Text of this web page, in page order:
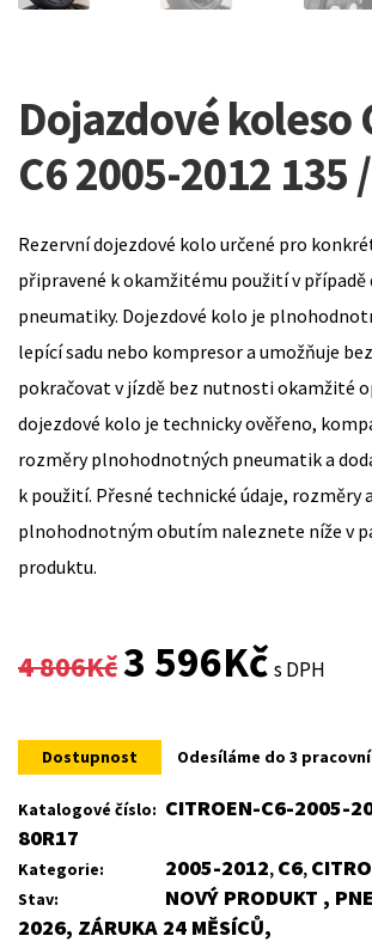
Dojazdové koleso
C6 2005-2012 135
Rezervní dojezdové kolo určené pro
připravené k okamžitému použití v případě
pneumatiky. Dojezdové kolo je
lepící sadu nebo kompresor a umožňuje
pokračovat v jízdě bez nutnosti okamžité
dojezdové kolo je technicky ověřeno,
rozměry plnohodnotných pneumatik a
k použití. Přesné technické údaje,
plnohodnotným obutím naleznete níže v
produktu.
4 806Kč
Original
was:
4
3 596KčCurrent
is:
3
s DPH
Dostupnost Odesíláme do 3
Katalogové číslo: CITROEN-C6-2005-
80R17
Kategorie: 2005-2012, C6,
Stav:
NOVÝ PRODUKT ,
2026, ZÁRUKA 24 MĚSÍCŮ,